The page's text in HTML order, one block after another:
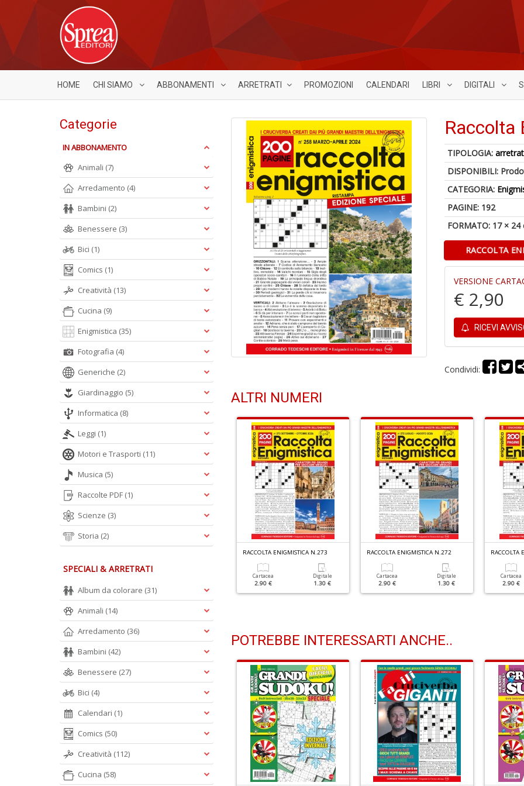
HOME CHI SIAMO ABBONAMENTI ARRETRATI PROMOZIONI CALENDARI LIBRI DIGITALI
Raccolta
TIPOLOGIA:
DISPONIBILI:
CATEGORIA:
PAGINE: 192
FORMATO: 17 × 24
RACCOLTA
VERSIONE
€ 2,90
RICEVI
Condividi:
ALTRI NUMERI
RACCOLTA ENIGMISTICA N.273
Cartacea
2.90 €
Digitale
1.30 €
RACCOLTA ENIGMISTICA N.272
Cartacea
2.90 €
Digitale
1.30 €
RACCOLTA
Cartacea
2.90 €
POTREBBE INTERESSARTI ANCHE..
Categorie
IN ABBONAMENTO
Animali (7)
Arredamento (4)
Bambini (2)
Benessere (3)
Bici (1)
Comics (1)
Creatività (13)
Cucina (9)
Enigmistica (35)
Fotografia (4)
Generiche (2)
Giardinaggio (5)
Informatica (8)
Leggi (1)
Motori e Trasporti (11)
Musica (5)
Raccolte PDF (1)
Scienze (3)
Storia (2)
SPECIALI & ARRETRATI
Album da colorare (31)
Animali (14)
Arredamento (36)
Bambini (42)
Benessere (27)
Bici (4)
Calendari (1)
Comics (50)
Creatività (112)
Cucina (58)